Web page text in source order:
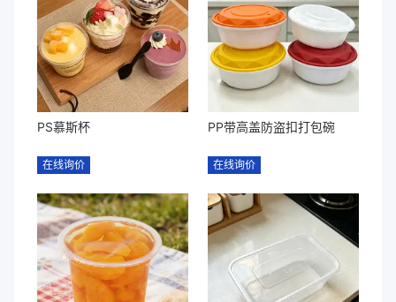
PS慕斯杯
在线询价
PP带高盖防盗扣打包碗
在线询价